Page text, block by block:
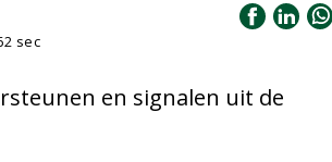
sec
en signalen uit de